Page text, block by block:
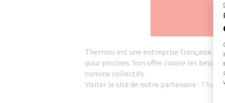
Thermor est une entreprise française du
pour piscines. Son offre couvre les
comme collectifs.
Visiter le site de notre partenaire :